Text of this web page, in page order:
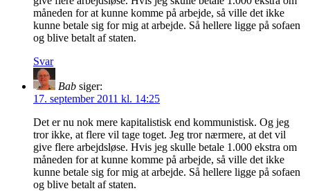
måneden for at kunne komme på arbejde, så ville det ikke
kunne betale sig for mig at arbejde. Så hellere ligge på sofaen
og blive betalt af staten.
Svar
Bab siger:
17. september 2011 kl. 14:25
Det er nu nok mere kapitalistisk end kommunistisk. Og jeg
tror ikke, at flere vil tage toget. Jeg tror nærmere, at det vil
give flere arbejdsløse. Hvis jeg skulle betale 1.000 ekstra om
måneden for at kunne komme på arbejde, så ville det ikke
kunne betale sig for mig at arbejde. Så hellere ligge på sofaen
og blive betalt af staten.